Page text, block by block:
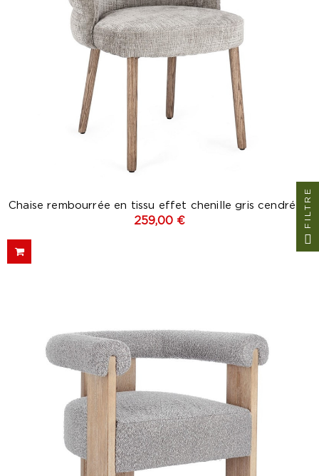
Chaise rembourrée en tissu effet chenille gris cendré -...
259,00 € FILTRE